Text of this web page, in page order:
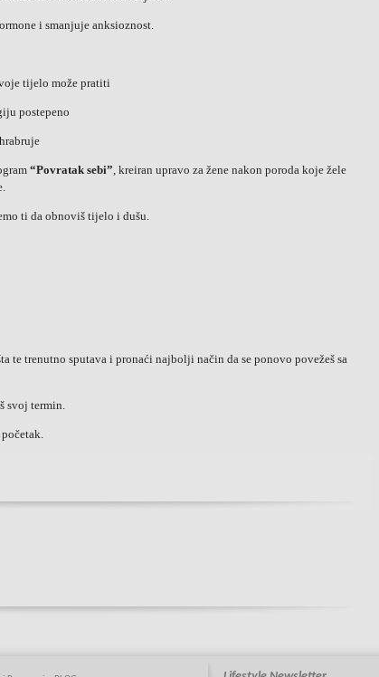
i smanjuje anksioznost.
tijelo može pratiti
postepeno
“Povratak sebi”, kreiran upravo za žene nakon poroda koje žele
ti da obnoviš tijelo i dušu.
te trenutno sputava i pronaći najbolji način da se ponovo povežeš sa
svoj termin.